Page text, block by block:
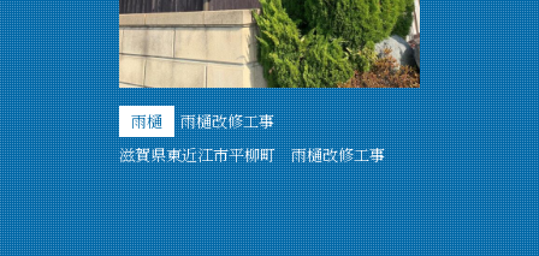
雨樋
雨樋改修工事
滋賀県東近江市平柳町 雨樋改修工事